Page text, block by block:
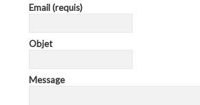
Email (requis)
Objet
Message